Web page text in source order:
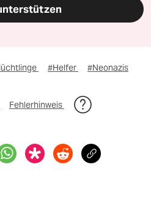
#Helfer #Neonazis
Fehlerhinweis